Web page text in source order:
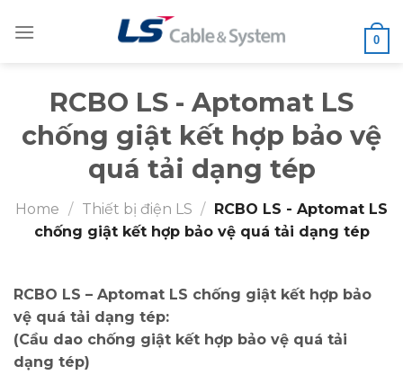
0
RCBO LS - Aptomat LS
chống giật kết hợp bảo vệ
quá tải dạng tép
Home / Thiết bị điện LS /
RCBO LS - Aptomat LS
chống giật kết hợp bảo vệ quá tải dạng tép
RCBO LS – Aptomat LS chống giật kết hợp bảo
vệ quá tải dạng tép:
(Cầu dao chống giật kết hợp bảo vệ quá tải
dạng tép)